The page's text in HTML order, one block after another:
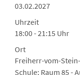
03.02.2027
Uhrzeit
18:00 - 21:15 Uhr
Ort
Freiherr-vom-
Schule; Raum 85 -